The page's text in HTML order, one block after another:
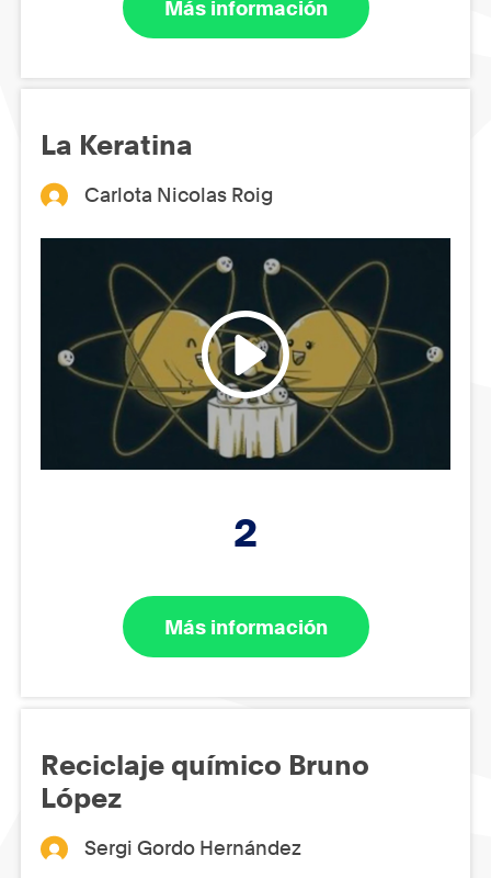
Más información
La Keratina
Carlota Nicolas Roig
2
Más información
Reciclaje químico Bruno
López
Sergi Gordo Hernández